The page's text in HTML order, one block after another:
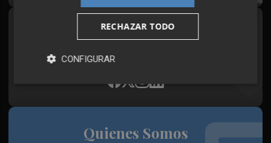
Síguenos en redes
Plaza Podcast, desde cualquier medio
Quienes Somos
RECHAZAR TODO
CONFIGURAR